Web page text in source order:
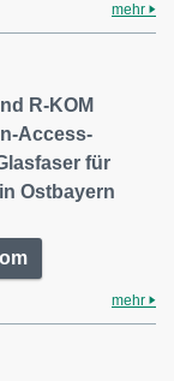
mehr
R-KOM
Access-
für
Ostbayern
mehr